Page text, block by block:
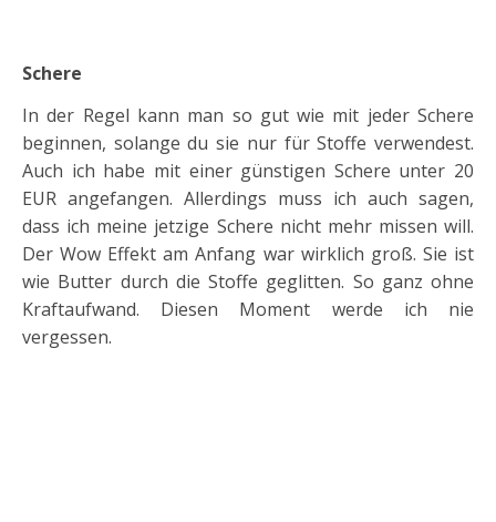
Schere
In der Regel kann man so gut wie mit jeder Schere
beginnen, solange du sie nur für Stoffe verwendest.
Auch ich habe mit einer günstigen Schere unter 20
EUR angefangen. Allerdings muss ich auch sagen,
dass ich meine jetzige Schere nicht mehr missen will.
Der Wow Effekt am Anfang war wirklich groß. Sie ist
wie Butter durch die Stoffe geglitten. So ganz ohne
Kraftaufwand. Diesen Moment werde ich nie
vergessen.